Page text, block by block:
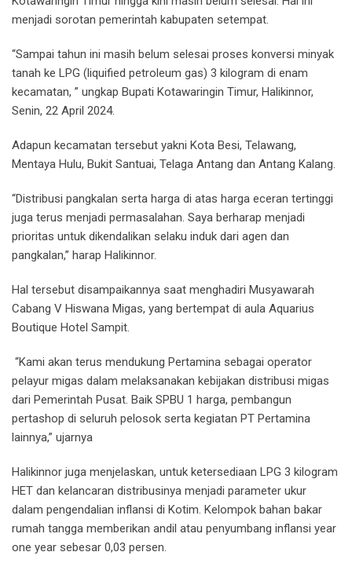
menjadi sorotan pemerintah kabupaten setempat.
“Sampai tahun ini masih belum selesai proses konversi minyak
tanah ke LPG (liquified petroleum gas) 3 kilogram di enam
kecamatan, ” ungkap Bupati Kotawaringin Timur, Halikinnor,
Senin, 22 April 2024.
Adapun kecamatan tersebut yakni Kota Besi, Telawang,
Mentaya Hulu, Bukit Santuai, Telaga Antang dan Antang Kalang.
“Distribusi pangkalan serta harga di atas harga eceran tertinggi
juga terus menjadi permasalahan. Saya berharap menjadi
prioritas untuk dikendalikan selaku induk dari agen dan
pangkalan,” harap Halikinnor.
Hal tersebut disampaikannya saat menghadiri Musyawarah
Cabang V Hiswana Migas, yang bertempat di aula Aquarius
Boutique Hotel Sampit.
“Kami akan terus mendukung Pertamina sebagai operator
pelayur migas dalam melaksanakan kebijakan distribusi migas
dari Pemerintah Pusat. Baik SPBU 1 harga, pembangun
pertashop di seluruh pelosok serta kegiatan PT Pertamina
lainnya,” ujarnya
Halikinnor juga menjelaskan, untuk ketersediaan LPG 3 kilogram
HET dan kelancaran distribusinya menjadi parameter ukur
dalam pengendalian inflansi di Kotim. Kelompok bahan bakar
rumah tangga memberikan andil atau penyumbang inflansi year
one year sebesar 0,03 persen.